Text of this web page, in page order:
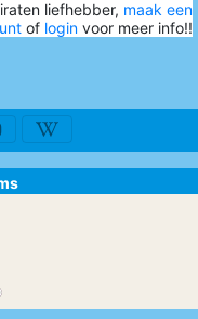
liefhebber, maak een
of login voor meer info!!